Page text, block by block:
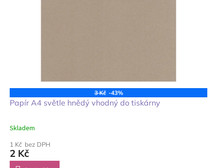
3 Kč -43%
Papír A4 světle hnědý vhodný do tiskárny
Skladem
1 Kč bez DPH
2 Kč